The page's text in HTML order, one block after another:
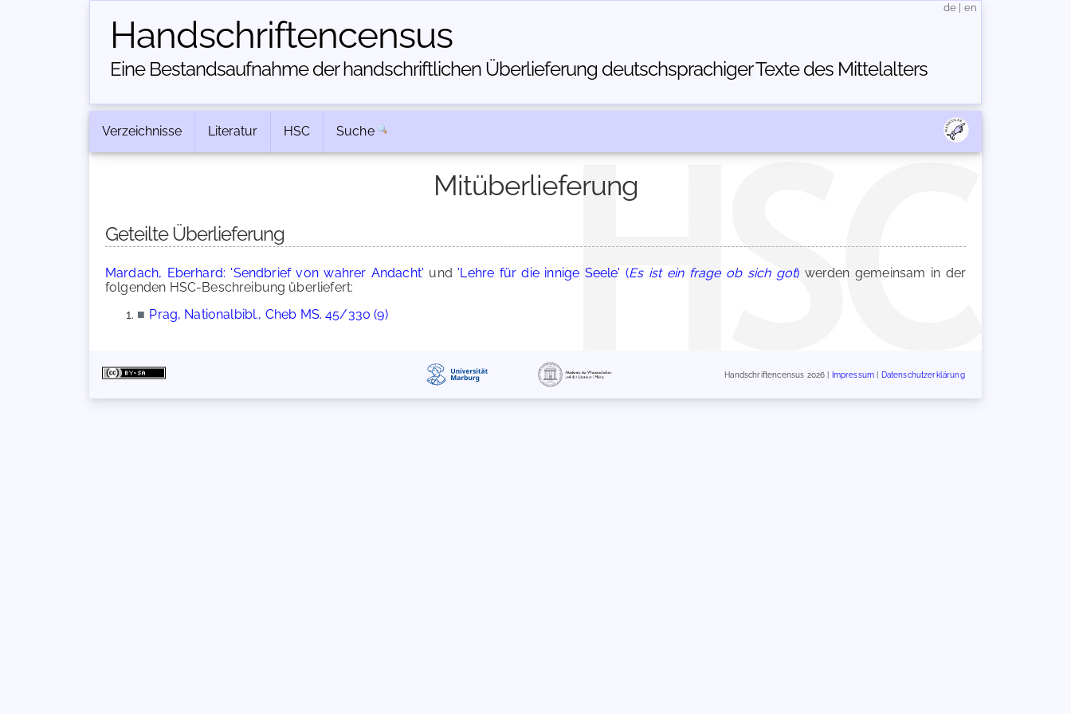
Handschriften­census
Eine Bestandsaufnahme der handschriftlichen Über­lieferung deutschsprachiger Texte des Mittelalters
de en
Verzeichnisse Literatur HSC Suche
Mitüberlieferung
Geteilte Überlieferung
Mardach, Eberhard: 'Sendbrief von wahrer Andacht' und 'Lehre für die innige Seele' (Es ist ein frage ob sich got) werden gemeinsam in der
folgenden HSC-Beschreibung überliefert:
■ Prag, Nationalbibl., Cheb MS. 45/330 (9)
Handschriftencensus 2026 | Impressum Datenschutzerklärung